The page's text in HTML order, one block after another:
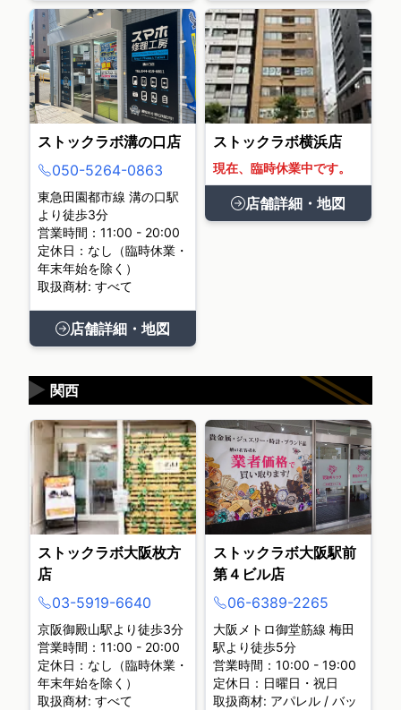
ストックラボ溝の口店
050-5264-0863
東急田園都市線 溝の口駅
より徒歩3分
営業時間：11:00 - 20:00
定休日：なし（臨時休業・
年末年始を除く）
取扱商材: すべて
店舗詳細・地図
ストックラボ横浜店
現在、臨時休業中です。
店舗詳細・地図
関西
▶
ストックラボ大阪枚方
店
03-5919-6640
京阪御殿山駅より徒歩3分
営業時間：11:00 - 20:00
定休日：なし（臨時休業・
年末年始を除く）
取扱商材: すべて
ストックラボ大阪駅前
第４ビル店
06-6389-2265
大阪メトロ御堂筋線 梅田
駅より徒歩5分
営業時間：10:00 - 19:00
定休日：日曜日・祝日
取扱商材: アパレル / バッ